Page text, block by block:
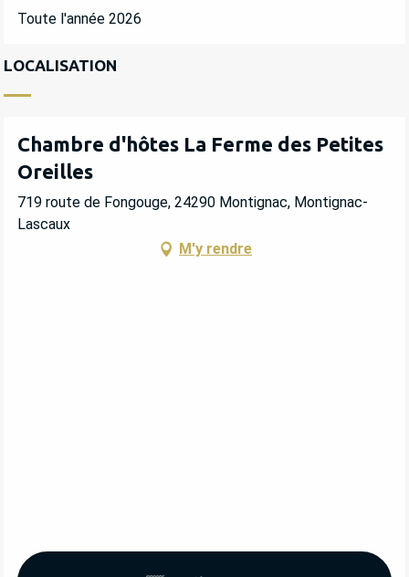
Toute l'année 2026
LOCALISATION
Chambre d'hôtes La Ferme des Petites
Oreilles
719 route de Fongouge, 24290 Montignac, Montignac-
Lascaux
M'y rendre